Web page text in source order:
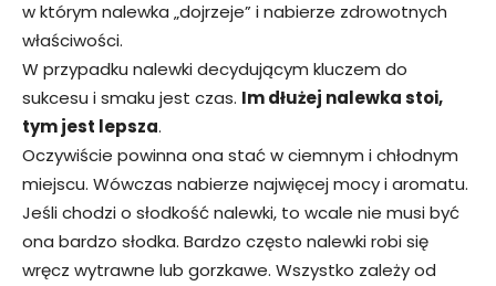
w którym nalewka „dojrzeje” i nabierze zdrowotnych
właściwości.
W przypadku nalewki decydującym kluczem do
sukcesu i smaku jest czas. Im dłużej nalewka stoi,
tym jest lepsza.
Oczywiście powinna ona stać w ciemnym i chłodnym
miejscu. Wówczas nabierze najwięcej mocy i aromatu.
Jeśli chodzi o słodkość nalewki, to wcale nie musi być
ona bardzo słodka. Bardzo często nalewki robi się
wręcz wytrawne lub gorzkawe. Wszystko zależy od